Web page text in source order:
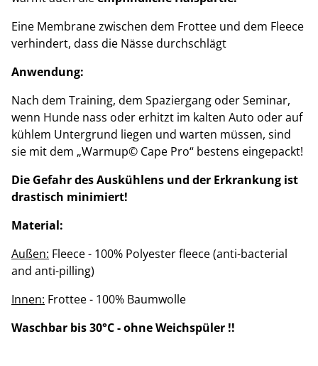
Eine Membrane zwischen dem Frottee und dem Fleece
verhindert, dass die Nässe durchschlägt
Anwendung:
Nach dem Training, dem Spaziergang oder Seminar,
wenn Hunde nass oder erhitzt im kalten Auto oder auf
kühlem Untergrund liegen und warten müssen, sind
sie mit dem „Warmup© Cape Pro“ bestens eingepackt!
Die Gefahr des Auskühlens und der Erkrankung ist
drastisch minimiert!
Material:
Außen: Fleece - 100% Polyester fleece (anti-bacterial
and anti-pilling)
Innen: Frottee - 100% Baumwolle
Waschbar bis 30°C - ohne Weichspüler !!